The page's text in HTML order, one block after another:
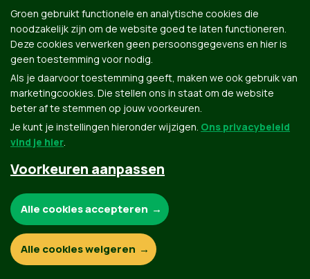
Groen.be
© Copyright Groen 2026 | Gemaakt met
Contact
Groen gebruikt functionele en analytische cookies die
noodzakelijk zijn om de website goed te laten functioneren.
Deze cookies verwerken geen persoonsgegevens en hier is
geen toestemming voor nodig.
Als je daarvoor toestemming geeft, maken we ook gebruik van
marketingcookies. Die stellen ons in staat om de website
beter af te stemmen op jouw voorkeuren.
Je kunt je instellingen hieronder wijzigen. Ons privacybeleid
vind je hier.
Voorkeuren aanpassen
Functionele en analytische cookies:
Alle cookies accepteren
Alle cookies weigeren